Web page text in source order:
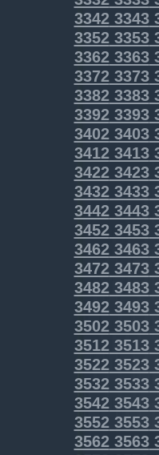
33423343
33523353
33623363
33723373
33823383
33923393
34023403
34123413
34223423
34323433
34423443
34523453
34623463
34723473
34823483
34923493
35023503
35123513
35223523
35323533
35423543
35523553
35623563